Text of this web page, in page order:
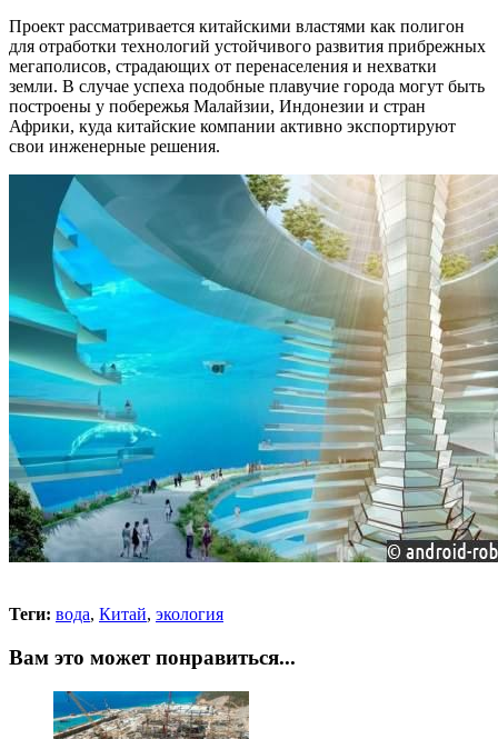
Проект рассматривается китайскими властями как полигон
для отработки технологий устойчивого развития прибрежных
мегаполисов, страдающих от перенаселения и нехватки
земли. В случае успеха подобные плавучие города могут быть
построены у побережья Малайзии, Индонезии и стран
Африки, куда китайские компании активно экспортируют
свои инженерные решения.
Теги: вода, Китай, экология
Вам это может понравиться...